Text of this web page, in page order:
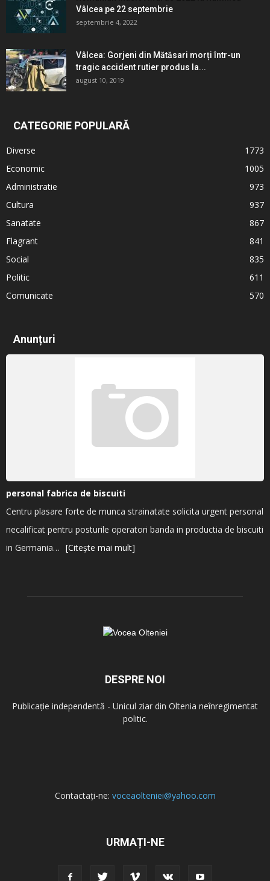
Vâlcea pe 22 septembrie
septembrie 4, 2022
Vâlcea: Gorjeni din Mătăsari morți într-un
tragic accident rutier produs la...
august 10, 2019
CATEGORIE POPULARĂ
Diverse
1773
Economic
1005
Administratie
973
Cultura
937
Sanatate
867
Flagrant
841
Social
835
Politic
611
Comunicate
570
Anunțuri
personal fabrica de biscuiti
Centru plasare forte de munca strainatate solicita urgent personal
necalificat pentru posturile operatori banda in productia de biscuiti
in Germania… [Citește mai mult]
DESPRE NOI
Publicație independentă - Unicul ziar din Oltenia neînregimentat
politic.
Contactați-ne: voceaolteniei@yahoo.com
URMAȚI-NE